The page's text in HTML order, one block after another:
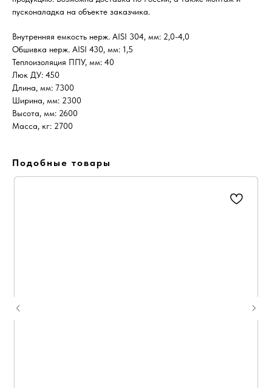
пусконаладка на объекте заказчика.
Внутренняя емкость нерж. AISI 304, мм: 2,0-4,0
Обшивка нерж. AISI 430, мм: 1,5
Теплоизоляция ППУ, мм: 40
Люк ДУ: 450
Длина, мм: 7300
Ширина, мм: 2300
Высота, мм: 2600
Масса, кг: 2700
Подобные товары